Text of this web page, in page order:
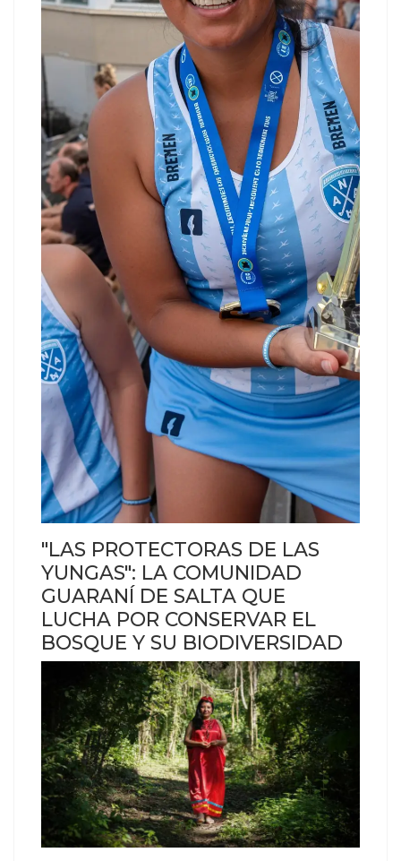
"LAS PROTECTORAS DE LAS
YUNGAS": LA COMUNIDAD
GUARANÍ DE SALTA QUE
LUCHA POR CONSERVAR EL
BOSQUE Y SU BIODIVERSIDAD